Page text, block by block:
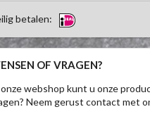
betalen:
OF VRAGEN?
webshop kunt u onze
Neem gerust contact met